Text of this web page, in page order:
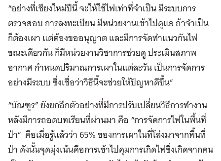
“อย่างที่เชียงใหม่ปีนี้ จะให้ใช้ไฟเท่าที่จำเป็น มีระบบการ
ตรวจสอบ การลงทะเบียน มีหน่วยงานเข้าไปดูแล ถ้าจำเป็น
ก็ต้องเผา แต่ต้องขออนุญาต และมีการจัดทำแนวกันไฟ
ขณะเดียวกัน ก็มีหน่วยงานวิชาการช่วยดู ประเมินสภาพ
อากาศ กำหนดปริมาณการเผาในแต่ละวัน เป็นการจัดการ
อย่างมีระบบ ซึ่งเชื่อว่าวิธีนี้จะช่วยให้ปัญหาดีขึ้น”
“บัณฑูร” ยังยกอีกตัวอย่างที่มีการปรับเปลี่ยนวิธีการทำงาน
หลังมีการถอดบทเรียนที่ผ่านมา คือ “การจัดการไฟในพื้นที่
ป่า” คือเมื่อรู้แล้วว่า 65% ของการเผาในที่โล่งมาจากพื้นที่
ป่า ดังนั้นจุดมุ่งเน้นคือการเข้าไปคุมการเกิดไฟซึ่งเกิดจากคน